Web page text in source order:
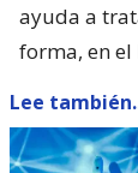
ayuda a
forma, en
Lee